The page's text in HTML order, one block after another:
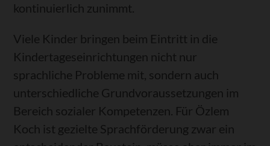
kontinuierlich zunimmt.
Viele Kinder bringen beim Eintritt in die
Kindertageseinrichtungen nicht nur
sprachliche Probleme mit, sondern auch
unterschiedliche Grundvoraussetzungen im
Bereich sozialer Kompetenzen. Für Özlem
Koch ist gezielte Sprachförderung zwar ein